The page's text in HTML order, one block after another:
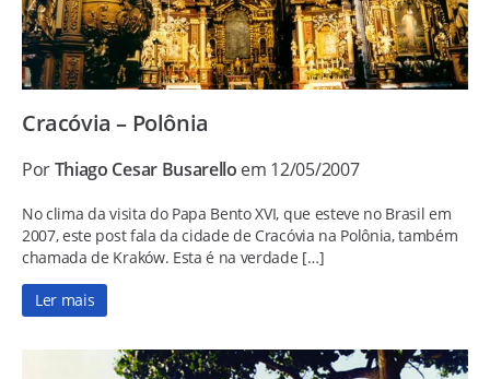
Cracóvia – Polônia
PorThiago Cesar Busarello em 12/05/2007
No clima da visita do Papa Bento XVI, que esteve no Brasil em
2007, este post fala da cidade de Cracóvia na Polônia, também
chamada de Kraków. Esta é na verdade […]
Ler mais